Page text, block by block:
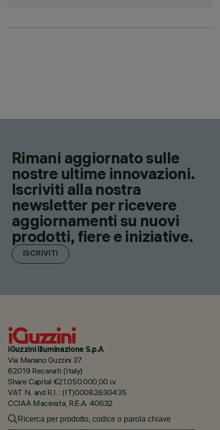
Rimani aggiornato sulle
nostre ultime innovazioni.
Iscriviti alla nostra
newsletter per ricevere
aggiornamenti su nuovi
prodotti, fiere e iniziative.
ISCRIVITI
iGuzzini illuminazione S.p.A
Via Mariano Guzzini 37
62019 Recanati (Italy)
Share Capital €21.050.000,00 i.v.
VAT N. and R.I. : (IT)00082630435
CCIAA Macerata, R.E.A. 40632